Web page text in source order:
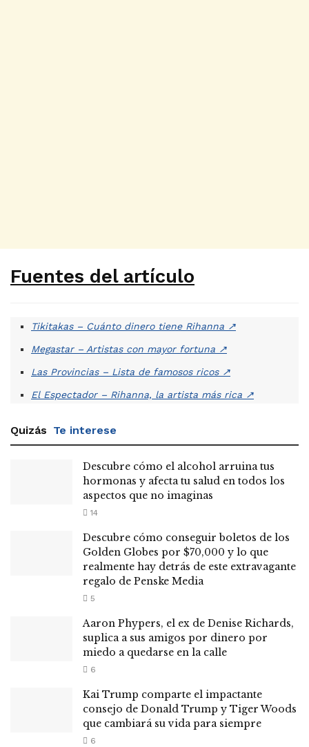
Fuentes del artículo
Tikitakas – Cuánto dinero tiene Rihanna ↗
Megastar – Artistas con mayor fortuna ↗
Las Provincias – Lista de famosos ricos ↗
El Espectador – Rihanna, la artista más rica ↗
Quizás Te interese
Descubre cómo el alcohol arruina tus
hormonas y afecta tu salud en todos los
aspectos que no imaginas
14
Descubre cómo conseguir boletos de los
Golden Globes por $70,000 y lo que
realmente hay detrás de este extravagante
regalo de Penske Media
5
Aaron Phypers, el ex de Denise Richards,
suplica a sus amigos por dinero por
miedo a quedarse en la calle
6
Kai Trump comparte el impactante
consejo de Donald Trump y Tiger Woods
que cambiará su vida para siempre
6